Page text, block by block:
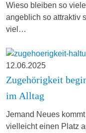
Wieso bleiben so
angeblich so attraktiv
viel…
12.06.2025
Zugehörigkeit
im Alltag
Jemand Neues
vielleicht einen Platz